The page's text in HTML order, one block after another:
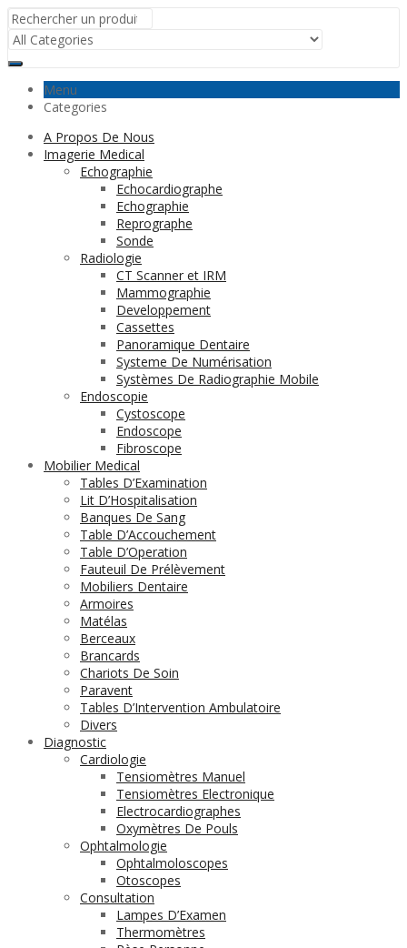
Menu
Categories
A Propos De Nous
Imagerie Medical
Echographie
Echocardiographe
Echographie
Reprographe
Sonde
Radiologie
CT Scanner et IRM
Mammographie
Developpement
Cassettes
Panoramique Dentaire
Systeme De Numérisation
Systèmes De Radiographie Mobile
Endoscopie
Cystoscope
Endoscope
Fibroscope
Mobilier Medical
Tables D’Examination
Lit D’Hospitalisation
Banques De Sang
Table D’Accouchement
Table D’Operation
Fauteuil De Prélèvement
Mobiliers Dentaire
Armoires
Matélas
Berceaux
Brancards
Chariots De Soin
Paravent
Tables D’Intervention Ambulatoire
Divers
Diagnostic
Cardiologie
Tensiomètres Manuel
Tensiomètres Electronique
Electrocardiographes
Oxymètres De Pouls
Ophtalmologie
Ophtalmoloscopes
Otoscopes
Consultation
Lampes D’Examen
Thermomètres